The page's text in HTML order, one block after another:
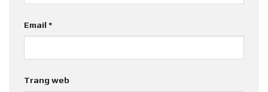
Email *
Trang web